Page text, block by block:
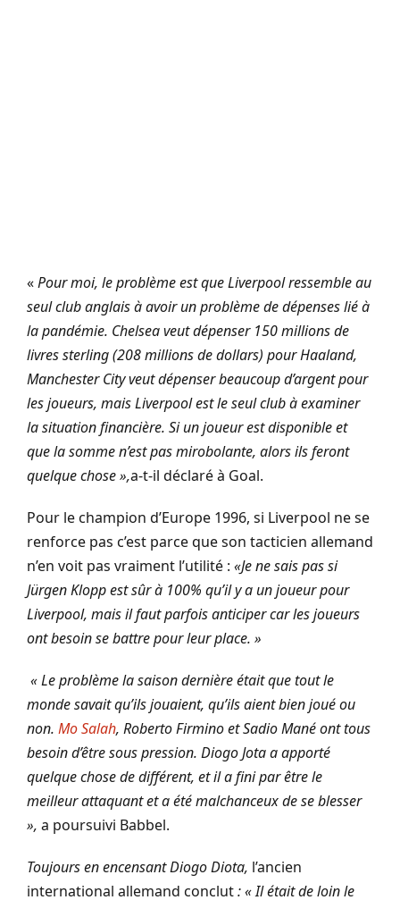
«Pour moi, le problème est que Liverpool ressemble au
seul club anglais à avoir un problème de dépenses lié à
la pandémie. Chelsea veut dépenser 150 millions de
livres sterling (208 millions de dollars) pour Haaland,
Manchester City veut dépenser beaucoup d’argent pour
les joueurs, mais Liverpool est le seul club à examiner
la situation financière. Si un joueur est disponible et
que la somme n’est pas mirobolante, alors ils feront
quelque chose »,a-t-il déclaré à Goal.
Pour le champion d’Europe 1996, si Liverpool ne se
renforce pas c’est parce que son tacticien allemand
n’en voit pas vraiment l’utilité : «Je ne sais pas si
Jürgen Klopp est sûr à 100% qu’il y a un joueur pour
Liverpool, mais il faut parfois anticiper car les joueurs
ont besoin se battre pour leur place. »
« Le problème la saison dernière était que tout le
monde savait qu’ils jouaient, qu’ils aient bien joué ou
non. Mo Salah, Roberto Firmino et Sadio Mané ont tous
besoin d’être sous pression. Diogo Jota a apporté
quelque chose de différent, et il a fini par être le
meilleur attaquant et a été malchanceux de se blesser
», a poursuivi Babbel.
Toujours en encensant Diogo Diota, l’ancien
international allemand conclut: « Il était de loin le